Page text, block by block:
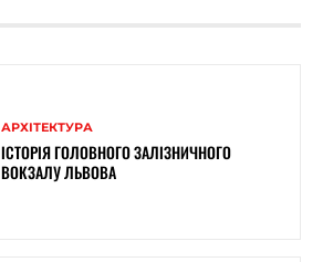
АРХІТЕКТУРА
ІСТОРІЯ ГОЛОВНОГО ЗАЛІЗНИЧНОГО
ВОКЗАЛУ ЛЬВОВА